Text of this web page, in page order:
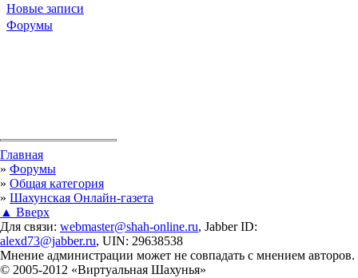
Новые записи
Форумы
Вы здесь
Главная
» Форумы
» Общая категория
» Шахунская Онлайн-газета
▲ Вверх
Для связи: webmaster@shah-online.ru, Jabber ID:
alexd73@jabber.ru, UIN: 29638538
Мнение администрации может не совпадать с мнением авторов.
© 2005-2012 «Виртуальная Шахунья»